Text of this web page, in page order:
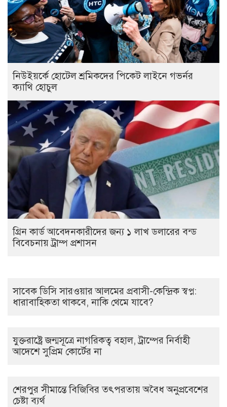
নিউইয়র্কে হোটেল শ্রমিকদের পিকেট লাইনে গভর্নর
ক্যাথি হোচুল
গ্রিন কার্ড আবেদনকারীদের জন্য ১ লাখ ডলারের বন্ড
বিবেচনায় ট্রাম্প প্রশাসন
সাবেক ডিসি সারওয়ার আলমের প্রবাসী-কেন্দ্রিক স্বপ্ন:
ধারাবাহিকতা থাকবে, নাকি থেমে যাবে?
যুক্তরাষ্ট্রে জন্মসূত্রে নাগরিকত্ব বহাল, ট্রাম্পের নির্বাহী
আদেশে সুপ্রিম কোর্টের না
শেরপুর সীমান্তে বিজিবির তৎপরতায় অবৈধ অনুপ্রবেশের
চেষ্টা ব্যর্থ